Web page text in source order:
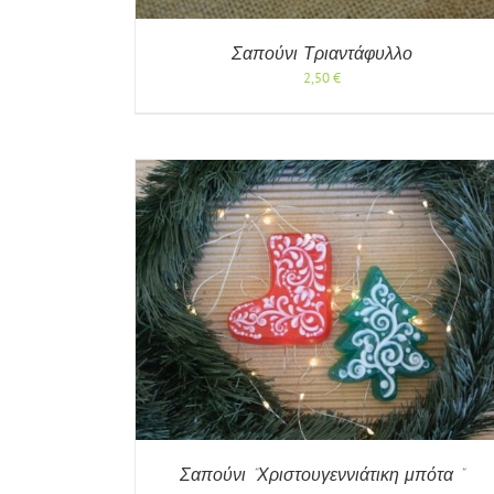
Σαπούνι Τριαντάφυλλο
2,50€
Σαπούνι ”Χριστουγεννιάτικη μπότα ”
ΠΡΟΣΘΉΚΗ ΣΤΟ ΚΑΛΆΘΙ /
ΠΡΟΒΟΛΉ